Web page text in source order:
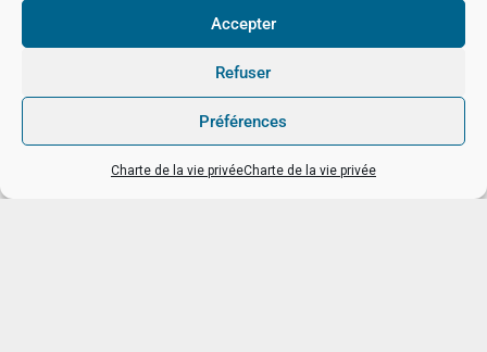
Accepter
Refuser
Préférences
Charte de la vie privéeCharte de la vie privée